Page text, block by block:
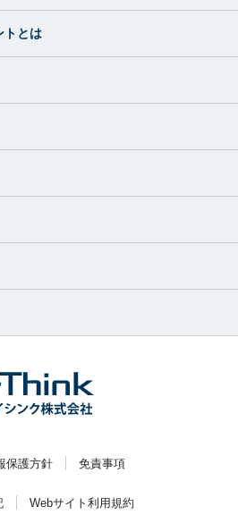
トとは
保護方針 免責事項
Webサイト利用規約